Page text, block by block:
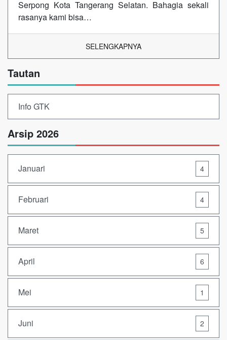
Serpong Kota Tangerang Selatan. Bahagia sekali
rasanya kami bisa…
SELENGKAPNYA
Tautan
Info GTK
Arsip 2026
Januari 4
Februari 4
Maret 5
April 6
Mei 1
Juni 2